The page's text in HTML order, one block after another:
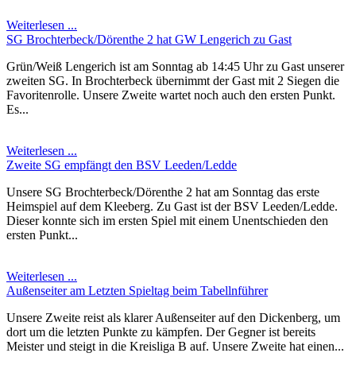
Weiterlesen ...
SG Brochterbeck/Dörenthe 2 hat GW Lengerich zu Gast
Grün/Weiß Lengerich ist am Sonntag ab 14:45 Uhr zu Gast unserer
zweiten SG. In Brochterbeck übernimmt der Gast mit 2 Siegen die
Favoritenrolle. Unsere Zweite wartet noch auch den ersten Punkt.
Es...
Weiterlesen ...
Zweite SG empfängt den BSV Leeden/Ledde
Unsere SG Brochterbeck/Dörenthe 2 hat am Sonntag das erste
Heimspiel auf dem Kleeberg. Zu Gast ist der BSV Leeden/Ledde.
Dieser konnte sich im ersten Spiel mit einem Unentschieden den
ersten Punkt...
Weiterlesen ...
Außenseiter am Letzten Spieltag beim Tabellnführer
Unsere Zweite reist als klarer Außenseiter auf den Dickenberg, um
dort um die letzten Punkte zu kämpfen. Der Gegner ist bereits
Meister und steigt in die Kreisliga B auf. Unsere Zweite hat einen...